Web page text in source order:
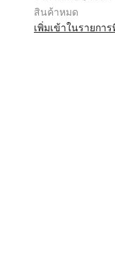
สินค้าหมด
เพิ่มเข้าในรายกา